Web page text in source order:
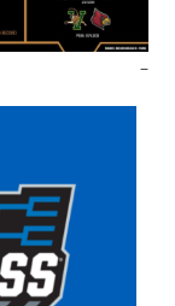
–